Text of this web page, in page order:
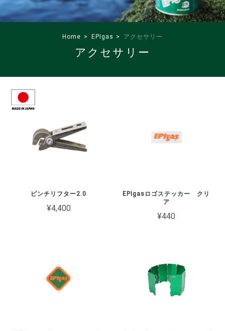
Home EPIgas アクセサリー
アクセサリー
ピンチリフター2.0
¥4,400
EPIgasロゴステッカー クリ
ア
¥440